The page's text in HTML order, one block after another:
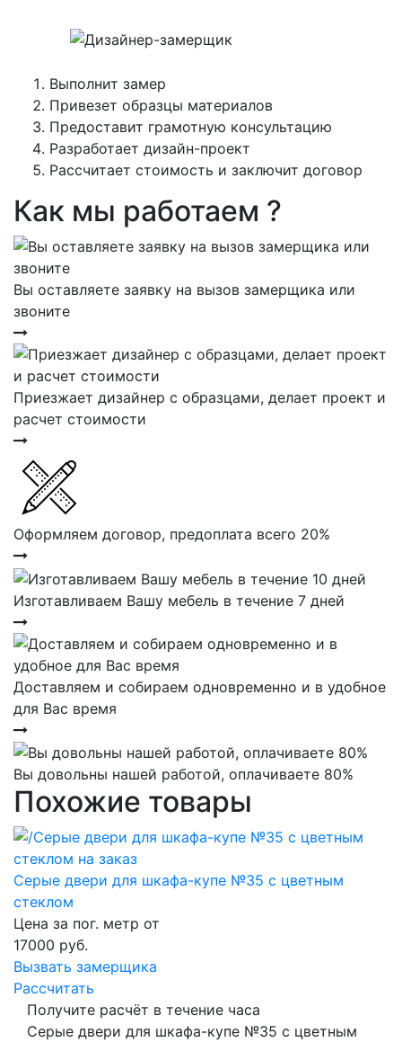
Выполнит замер
Привезет образцы материалов
Предоставит грамотную консультацию
Разработает дизайн-проект
Рассчитает стоимость и заключит договор
Как мы работаем ?
Вы оставляете заявку на вызов замерщика или
звоните
Приезжает дизайнер с образцами, делает проект и
расчет стоимости
Оформляем договор, предоплата всего 20%
Изготавливаем Вашу мебель в течение 7 дней
Доставляем и собираем одновременно и в удобное
для Вас время
Вы довольны нашей работой, оплачиваете 80%
Похожие товары
Серые двери для шкафа-купе №35 с цветным
стеклом
Цена за пог. метр от
17000 руб.
Вызвать замерщика
Рассчитать
Получите расчёт в течение часа
Серые двери для шкафа-купе №35 с цветным